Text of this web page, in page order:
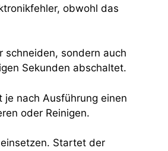
obwohl das
schneiden, sondern auch
Sekunden abschaltet.
nach Ausführung einen
oder Reinigen.
Startet der